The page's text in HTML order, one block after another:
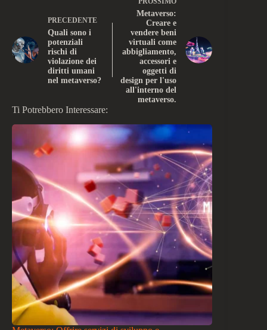
PRECEDENTE
Quali sono i
potenziali
rischi di
violazione dei
diritti umani
nel metaverso?
Metaverso:
Creare e
vendere beni
virtuali come
abbigliamento,
accessori e
oggetti di
design per l'uso
all'interno del
metaverso.
Ti Potrebbero Interessare: